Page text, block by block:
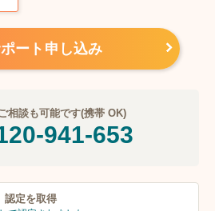
ート申し込み
相談も可能です(携帯 OK)
941-653
認定を取得